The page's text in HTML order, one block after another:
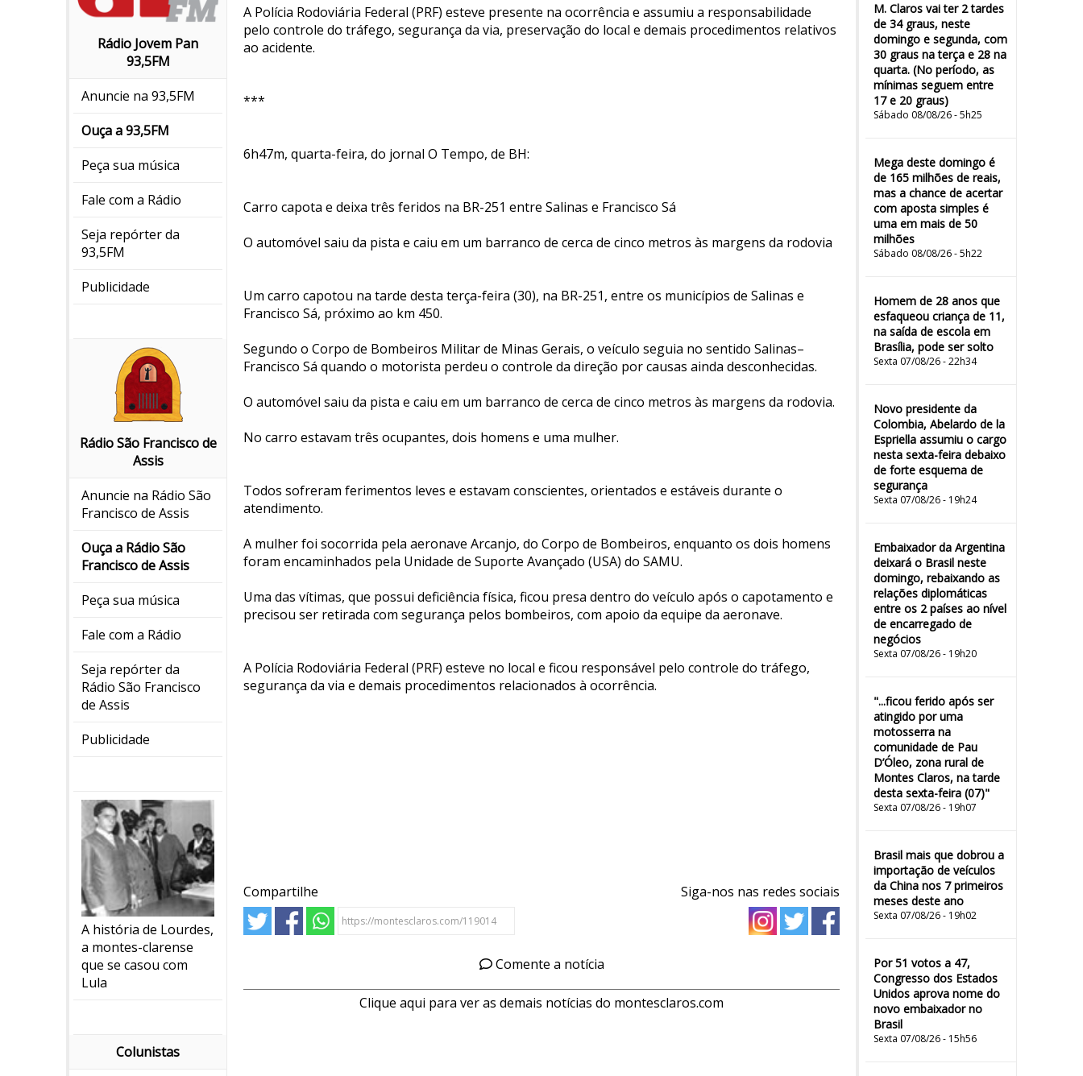
Rádio Jovem Pan
93,5FM
Anuncie na 93,5FM
Ouça a 93,5FM
Peça sua música
Fale com a Rádio
Seja repórter da
93,5FM
Publicidade
Rádio São Francisco de
Assis
Anuncie na Rádio São
Francisco de Assis
Ouça a Rádio São
Francisco de Assis
Peça sua música
Fale com a Rádio
Seja repórter da
Rádio São Francisco
de Assis
Publicidade
A história de Lourdes,
a montes-clarense
que se casou com
Lula
Colunistas
M. Claros vai ter 2 tardes
de 34 graus, neste
domingo e segunda, com
30 graus na terça e 28 na
quarta. (No período, as
mínimas seguem entre
17 e 20 graus)
Sábado 08/08/26 - 5h25
Mega deste domingo é
de 165 milhões de reais,
mas a chance de acertar
com aposta simples é
uma em mais de 50
milhões
Sábado 08/08/26 - 5h22
Homem de 28 anos que
esfaqueou criança de 11,
na saída de escola em
Brasília, pode ser solto
Sexta 07/08/26 - 22h34
Novo presidente da
Colombia, Abelardo de la
Espriella assumiu o cargo
nesta sexta-feira debaixo
de forte esquema de
segurança
Sexta 07/08/26 - 19h24
Embaixador da Argentina
deixará o Brasil neste
domingo, rebaixando as
relações diplomáticas
entre os 2 países ao nível
de encarregado de
negócios
Sexta 07/08/26 - 19h20
"...ficou ferido após ser
atingido por uma
motosserra na
comunidade de Pau
D’Óleo, zona rural de
Montes Claros, na tarde
desta sexta-feira (07)"
Sexta 07/08/26 - 19h07
Brasil mais que dobrou a
importação de veículos
da China nos 7 primeiros
meses deste ano
Sexta 07/08/26 - 19h02
Por 51 votos a 47,
Congresso dos Estados
Unidos aprova nome do
novo embaixador no
Brasil
Sexta 07/08/26 - 15h56
A Polícia Rodoviária Federal (PRF) esteve presente na ocorrência e assumiu a responsabilidade
pelo controle do tráfego, segurança da via, preservação do local e demais procedimentos relativos
ao acidente.
***
6h47m, quarta-feira, do jornal O Tempo, de BH:
Carro capota e deixa três feridos na BR-251 entre Salinas e Francisco Sá
O automóvel saiu da pista e caiu em um barranco de cerca de cinco metros às margens da rodovia
Um carro capotou na tarde desta terça-feira (30), na BR-251, entre os municípios de Salinas e
Francisco Sá, próximo ao km 450.
Segundo o Corpo de Bombeiros Militar de Minas Gerais, o veículo seguia no sentido Salinas–
Francisco Sá quando o motorista perdeu o controle da direção por causas ainda desconhecidas.
O automóvel saiu da pista e caiu em um barranco de cerca de cinco metros às margens da rodovia.
No carro estavam três ocupantes, dois homens e uma mulher.
Todos sofreram ferimentos leves e estavam conscientes, orientados e estáveis durante o
atendimento.
A mulher foi socorrida pela aeronave Arcanjo, do Corpo de Bombeiros, enquanto os dois homens
foram encaminhados pela Unidade de Suporte Avançado (USA) do SAMU.
Uma das vítimas, que possui deficiência física, ficou presa dentro do veículo após o capotamento e
precisou ser retirada com segurança pelos bombeiros, com apoio da equipe da aeronave.
A Polícia Rodoviária Federal (PRF) esteve no local e ficou responsável pelo controle do tráfego,
segurança da via e demais procedimentos relacionados à ocorrência.
Compartilhe Siga-nos nas redes sociais
Comente a notícia
Clique aqui para ver as demais notícias do montesclaros.com